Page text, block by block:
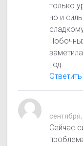
только
но и
год.
Ответить
Сейчас